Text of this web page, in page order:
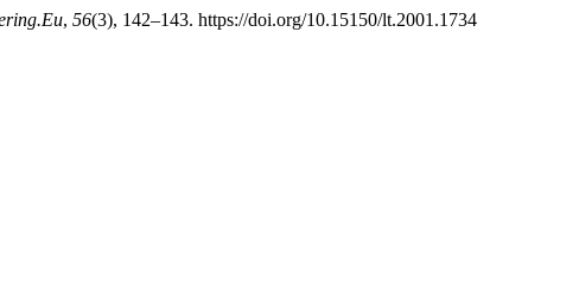
, 56(3), 142–143. https://doi.org/10.15150/lt.2001.1734